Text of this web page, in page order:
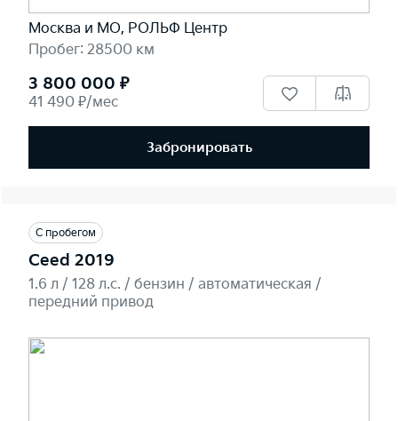
Москва и МО, РОЛЬФ Центр
Пробег: 28500 км
3 800 000 ₽
41 490 ₽/мес
Забронировать
С пробегом
Ceed 2019
1.6 л / 128 л.c. / бензин / автоматическая /
передний привод